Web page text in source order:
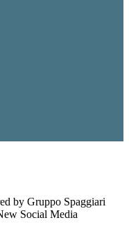
by Gruppo Spaggiari
Social Media